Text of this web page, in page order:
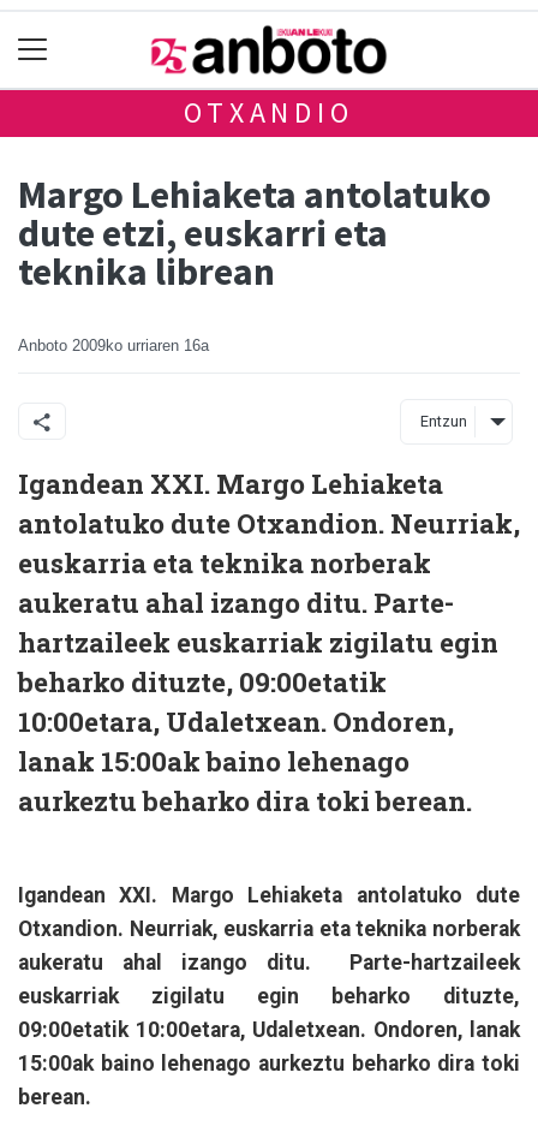
OTXANDIO
Margo Lehiaketa antolatuko
dute etzi, euskarri eta
teknika librean
Anboto 2009ko urriaren 16a
Entzun
Igandean XXI. Margo Lehiaketa
antolatuko dute Otxandion. Neurriak,
euskarria eta teknika norberak
aukeratu ahal izango ditu. Parte-
hartzaileek euskarriak zigilatu egin
beharko dituzte, 09:00etatik
10:00etara, Udaletxean. Ondoren,
lanak 15:00ak baino lehenago
aurkeztu beharko dira toki berean.
Igandean XXI. Margo Lehiaketa antolatuko dute
Otxandion. Neurriak, euskarria eta teknika norberak
aukeratu ahal izango ditu. Parte-hartzaileek
euskarriak zigilatu egin beharko dituzte,
09:00etatik 10:00etara, Udaletxean. Ondoren, lanak
15:00ak baino lehenago aurkeztu beharko dira toki
berean.